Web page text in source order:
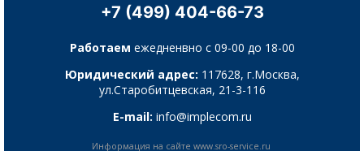
+7 (499) 404-66-73
Работаем ежедненвно с 09-00 до 18-00
Юридический адрес: 117628, г.Москва,
ул.Старобитцевская, 21-3-116
E-mail: info@implecom.ru
Информация на сайте www.sro-service.ru